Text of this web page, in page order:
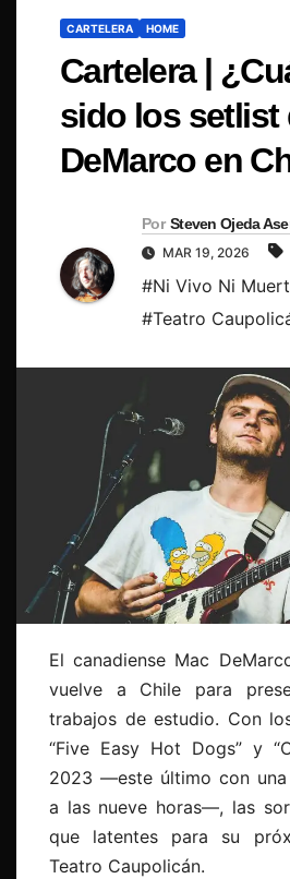
CARTELERA HOME
Cartelera |
sido los setlist
DeMarco en
Por Steven Ojeda
MAR 19, 2026
#Ni Vivo Ni
#Teatro
El canadiense Mac
vuelve a Chile para
trabajos de estudio. Con
“Five Easy Hot Dogs” y
2023 —este último con una
a las nueve horas—, las
que latentes para su
Teatro Caupolicán.